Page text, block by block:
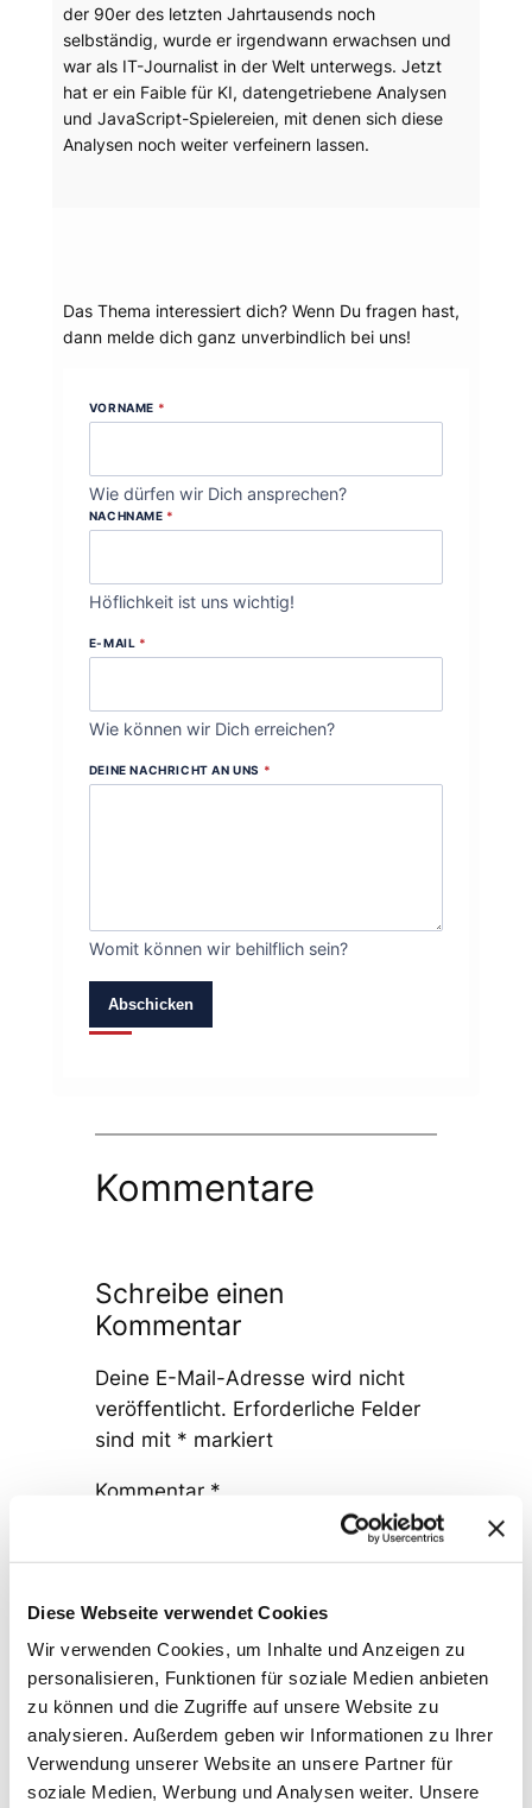
Diese Webseite verwendet Cookies
Wir verwenden Cookies, um Inhalte und Anzeigen zu
personalisieren, Funktionen für soziale Medien anbieten
zu können und die Zugriffe auf unsere Website zu
analysieren. Außerdem geben wir Informationen zu Ihrer
Verwendung unserer Website an unsere Partner für
soziale Medien, Werbung und Analysen weiter. Unsere
der 90er des letzten Jahrtausends noch
selbständig, wurde er irgendwann erwachsen und
war als IT-Journalist in der Welt unterwegs. Jetzt
hat er ein Faible für KI, datengetriebene Analysen
und JavaScript-Spielereien, mit denen sich diese
Analysen noch weiter verfeinern lassen.
Das Thema interessiert dich? Wenn Du fragen hast,
dann melde dich ganz unverbindlich bei uns!
VORNAME *
Wie dürfen wir Dich ansprechen?
NACHNAME *
Höflichkeit ist uns wichtig!
E-MAIL *
Wie können wir Dich erreichen?
DEINE NACHRICHT AN UNS *
Womit können wir behilflich sein?
Abschicken
Kommentare
Schreibe einen
Kommentar
Deine E-Mail-Adresse wird nicht
veröffentlicht. Erforderliche Felder
sind mit * markiert
Kommentar *
Name*
E-Mail-Adresse*